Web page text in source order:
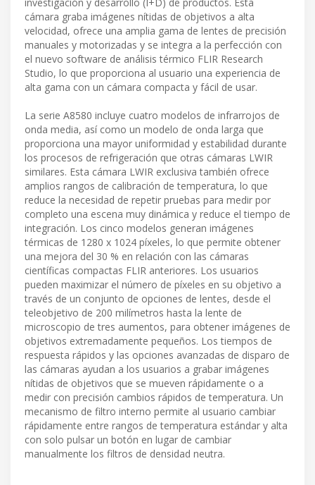
cámara graba imágenes nítidas de objetivos a alta
velocidad, ofrece una amplia gama de lentes de precisión
manuales y motorizadas y se integra a la perfección con
el nuevo software de análisis térmico FLIR Research
Studio, lo que proporciona al usuario una experiencia de
alta gama con un cámara compacta y fácil de usar.
La serie A8580 incluye cuatro modelos de infrarrojos de
onda media, así como un modelo de onda larga que
proporciona una mayor uniformidad y estabilidad durante
los procesos de refrigeración que otras cámaras LWIR
similares. Esta cámara LWIR exclusiva también ofrece
amplios rangos de calibración de temperatura, lo que
reduce la necesidad de repetir pruebas para medir por
completo una escena muy dinámica y reduce el tiempo de
integración. Los cinco modelos generan imágenes
térmicas de 1280 x 1024 píxeles, lo que permite obtener
una mejora del 30 % en relación con las cámaras
científicas compactas FLIR anteriores. Los usuarios
pueden maximizar el número de píxeles en su objetivo a
través de un conjunto de opciones de lentes, desde el
teleobjetivo de 200 milímetros hasta la lente de
microscopio de tres aumentos, para obtener imágenes de
objetivos extremadamente pequeños. Los tiempos de
respuesta rápidos y las opciones avanzadas de disparo de
las cámaras ayudan a los usuarios a grabar imágenes
nítidas de objetivos que se mueven rápidamente o a
medir con precisión cambios rápidos de temperatura. Un
mecanismo de filtro interno permite al usuario cambiar
rápidamente entre rangos de temperatura estándar y alta
con solo pulsar un botón en lugar de cambiar
manualmente los filtros de densidad neutra.